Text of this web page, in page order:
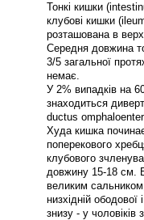
Тонкі кишки
клубові кишки
розташована в
Середня довжина
3/5 загальної
немає.
У 2% випадків на
знаходиться
ductus
Худа кишка
поперекового
клубового
довжину 15-18 см.
великим сальником,
низхідній
знизу - у